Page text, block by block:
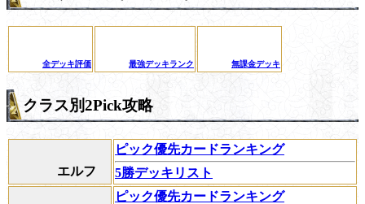
全デッキ評価 最強デッキランク 無課金デッキ
クラス別2Pick攻略
エルフ
ピック優先カードランキング
5勝デッキリスト
ピック優先カードランキング